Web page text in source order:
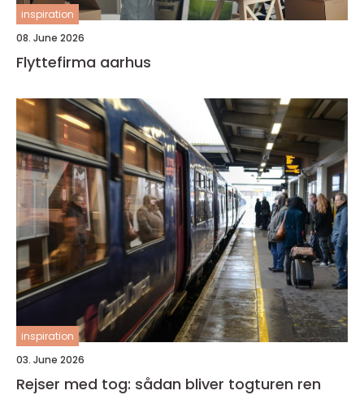
inspiration
08. June 2026
Flyttefirma aarhus
inspiration
03. June 2026
Rejser med tog: sådan bliver togturen ren